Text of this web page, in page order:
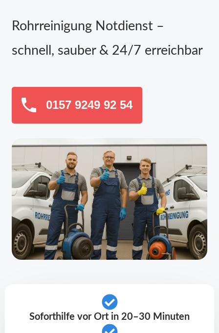
Rohrreinigung Notdienst –
schnell, sauber & 24/7 erreichbar
0157 9249 92 54
Soforthilfe vor Ort in 20–30 Minuten